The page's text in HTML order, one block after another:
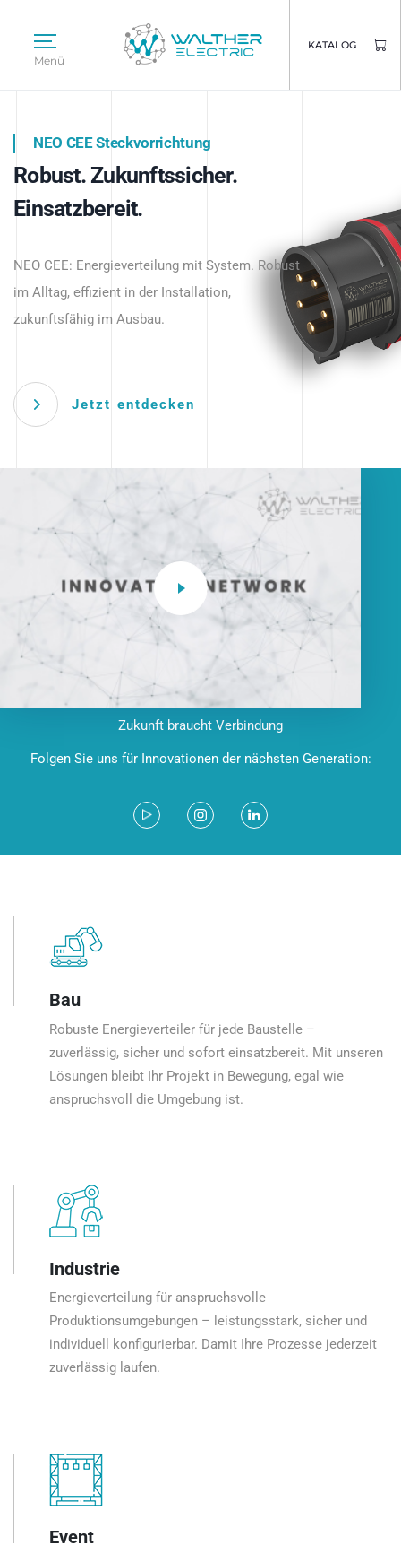
Menü
KATALOG
Intelligente Stromverteilung
beginnt hier.
NEO CEE Steckvorrichtung
Robust. Zukunftssicher.
Einsatzbereit.
NEO CEE: Energieverteilung mit System. Robust
im Alltag, effizient in der Installation,
zukunftsfähig im Ausbau.
Jetzt entdecken
Intelligenz trifft Energie.
Anwendungen – robust, IP-geschützt und
zukunftsfähig.
Zukunft braucht Verbindung
Folgen Sie uns für Innovationen der nächsten Generation:
Bau
Robuste Energieverteiler für jede Baustelle –
zuverlässig, sicher und sofort einsatzbereit. Mit unseren
Lösungen bleibt Ihr Projekt in Bewegung, egal wie
anspruchsvoll die Umgebung ist.
Industrie
Energieverteilung für anspruchsvolle
Produktionsumgebungen – leistungsstark, sicher und
individuell konfigurierbar. Damit Ihre Prozesse jederzeit
zuverlässig laufen.
Event